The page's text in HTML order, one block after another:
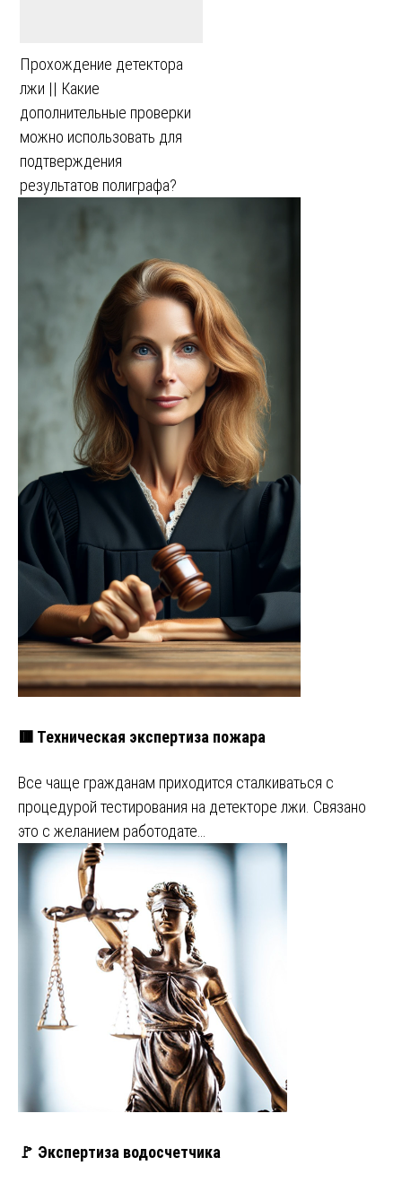
Прохождение детектора
лжи || Какие
дополнительные проверки
можно использовать для
подтверждения
результатов полиграфа?
🟥 Техническая экспертиза пожара
Все чаще гражданам приходится сталкиваться с
процедурой тестирования на детекторе лжи. Связано
это с желанием работодате…
🚩 Экспертиза водосчетчика